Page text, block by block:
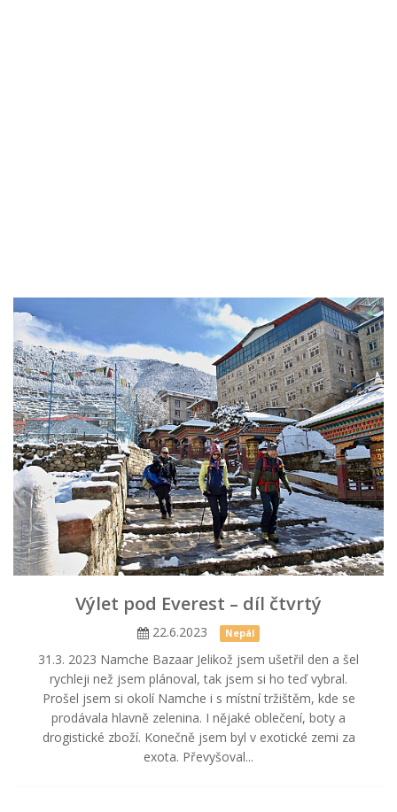
Výlet pod Everest – díl čtvrtý
22.6.2023 Nepál
31.3. 2023 Namche Bazaar Jelikož jsem ušetřil den a šel
rychleji než jsem plánoval, tak jsem si ho teď vybral.
Prošel jsem si okolí Namche i s místní tržištěm, kde se
prodávala hlavně zelenina. I nějaké oblečení, boty a
drogistické zboží. Konečně jsem byl v exotické zemi za
exota. Převyšoval...